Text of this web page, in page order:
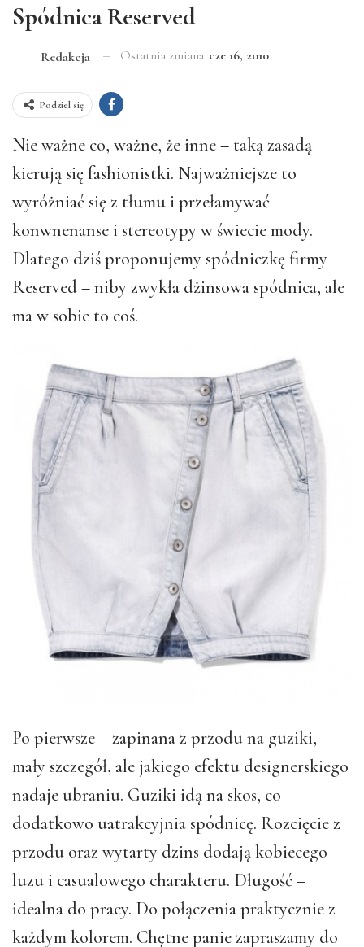
Spódnica Reserved
Redakcja Ostatnia zmiana cze 16, 2010
Podziel się
Nie ważne co, ważne, że inne – taką zasadą
kierują się fashionistki. Najważniejsze to
wyróżniać się z tłumu i przełamywać
konwnenanse i stereotypy w świecie mody.
Dlatego dziś proponujemy spódniczkę firmy
Reserved – niby zwykła dżinsowa spódnica, ale
ma w sobie to coś.
Po pierwsze – zapinana z przodu na guziki,
mały szczegół, ale jakiego efektu designerskiego
nadaje ubraniu. Guziki idą na skos, co
dodatkowo uatrakcyjnia spódnicę. Rozcięcie z
przodu oraz wytarty dzins dodają kobiecego
luzu i casualowego charakteru. Długość –
idealna do pracy. Do połączenia praktycznie z
każdym kolorem. Chętne panie zapraszamy do